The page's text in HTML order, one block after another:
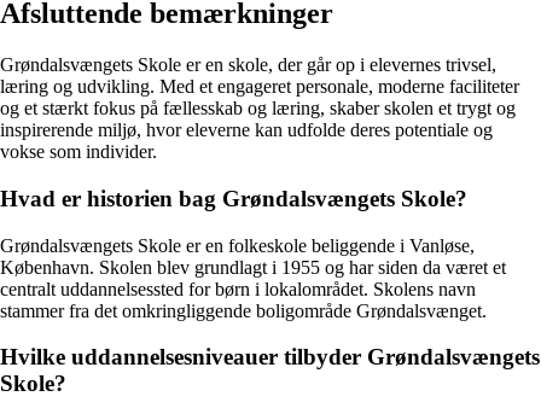
Afsluttende bemærkninger
Grøndalsvængets Skole er en skole, der går op i elevernes trivsel,
læring og udvikling. Med et engageret personale, moderne faciliteter
og et stærkt fokus på fællesskab og læring, skaber skolen et trygt og
inspirerende miljø, hvor eleverne kan udfolde deres potentiale og
vokse som individer.
Hvad er historien bag Grøndalsvængets Skole?
Grøndalsvængets Skole er en folkeskole beliggende i Vanløse,
København. Skolen blev grundlagt i 1955 og har siden da været et
centralt uddannelsessted for børn i lokalområdet. Skolens navn
stammer fra det omkringliggende boligområde Grøndalsvænget.
Hvilke uddannelsesniveauer tilbyder Grøndalsvængets
Skole?